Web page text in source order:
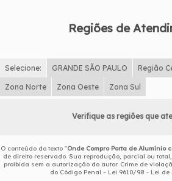
Regiões de
Selecione: GRANDE SÃO PAULO Região
Zona Norte Zona Oeste Zona Sul
Verifique as regiões que
O conteúdo do texto "Onde Compro Porta de Alumínio
de direito reservado. Sua reprodução, parcial ou
proibida sem a autorização do autor. Crime de
do Código Penal – Lei 9610/98 - Lei